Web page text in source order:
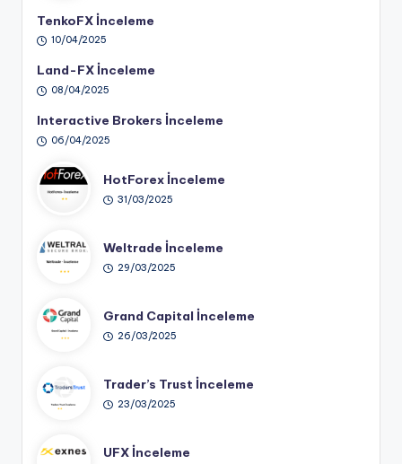
TenkoFX İnceleme
10/04/2025
Land-FX İnceleme
08/04/2025
Interactive Brokers İnceleme
06/04/2025
HotForex İnceleme
31/03/2025
Weltrade İnceleme
29/03/2025
Grand Capital İnceleme
26/03/2025
Trader’s Trust İnceleme
23/03/2025
UFX İnceleme